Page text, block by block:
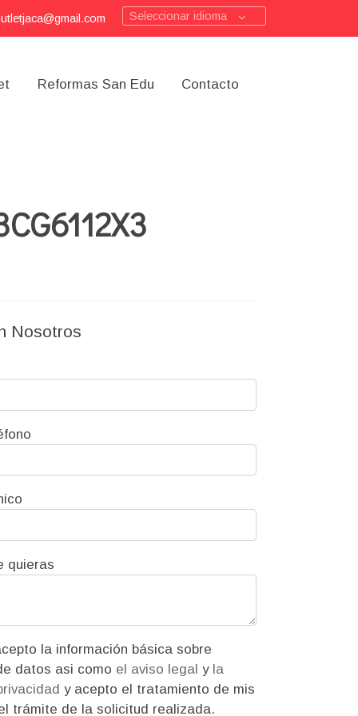
Seleccionar idioma
Reformas San Edu Contacto
Nosotros
quieras
básica sobre
protección de datos asi como el aviso legal y la
y acepto el tratamiento de mis
trámite de la solicitud realizada.